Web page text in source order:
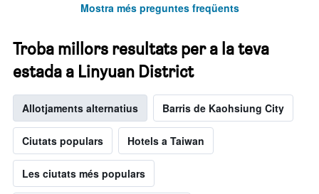
Mostra més preguntes freqüents
Troba millors resultats per a la teva
estada a Linyuan District
Allotjaments alternatius Barris de Kaohsiung City
Ciutats populars Hotels a Taiwan
Les ciutats més populars